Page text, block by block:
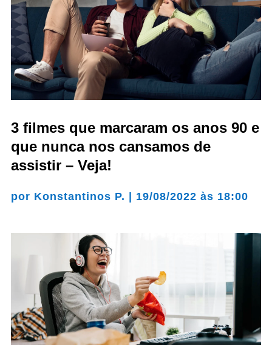
3 filmes que marcaram os anos 90 e
que nunca nos cansamos de
assistir – Veja!
por Konstantinos P. | 19/08/2022 às 18:00